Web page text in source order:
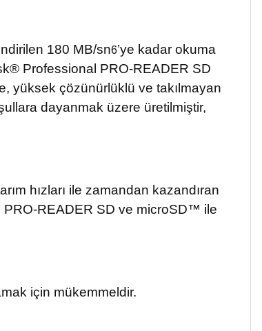
180 MB/sn6’ye kadar okuma
Professional PRO-READER SD
yüksek çözünürlüklü ve takılmayan
dayanmak üzere üretilmiştir,
hızları ile zamandan kazandıran
PRO-READER SD ve microSD™ ile
için mükemmeldir.